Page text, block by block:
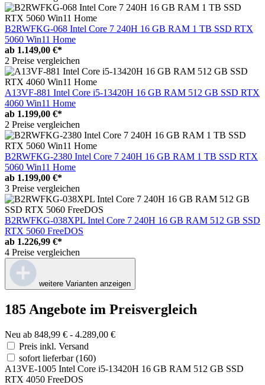
B2RWFKG-068 Intel Core 7 240H 16 GB RAM 1 TB SSD RTX
5060 Win11 Home
ab 1.149,00 €*
2 Preise vergleichen
A13VF-881 Intel Core i5-13420H 16 GB RAM 512 GB SSD RTX
4060 Win11 Home
ab 1.199,00 €*
2 Preise vergleichen
B2RWFKG-2380 Intel Core 7 240H 16 GB RAM 1 TB SSD RTX
5060 Win11 Home
ab 1.199,00 €*
3 Preise vergleichen
B2RWFKG-038XPL Intel Core 7 240H 16 GB RAM 512 GB SSD
RTX 5060 FreeDOS
ab 1.226,99 €*
4 Preise vergleichen
weitere Varianten anzeigen
185 Angebote im Preisvergleich
Neu ab 848,99 € - 4.289,00 €
Preis inkl. Versand
sofort lieferbar(160)
A13VE-1005 Intel Core i5-13420H 16 GB RAM 512 GB SSD
RTX 4050 FreeDOS